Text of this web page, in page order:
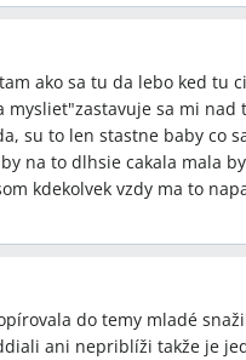
po tom, čo „prestali na to
schopnosť
šance na počatie v
(kineziológia, liečiteľ
postupov na
ako sa tu da lebo ked tu
sa mi nad
su to len stastne baby co
na to dlhsie cakala mala
kdekolvek vzdy ma to
do temy mladé
ani nepriblíži takže je